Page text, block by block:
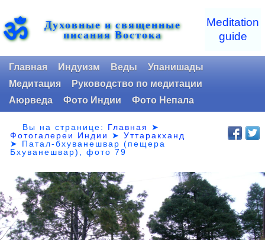
ॐ Духовные и священные
писания Востока
Meditation
guide
Главная Индуизм Веды
Упанишады
Медитация
Руководство по медитации
Аюрведа
Фото Индии Фото Непала
Вы на странице: Главная
➤
Фотогалереи Индии
➤Уттаракханд
➤ Патал-бхуванешвар (пещера
Бхуванешвар), фото 79